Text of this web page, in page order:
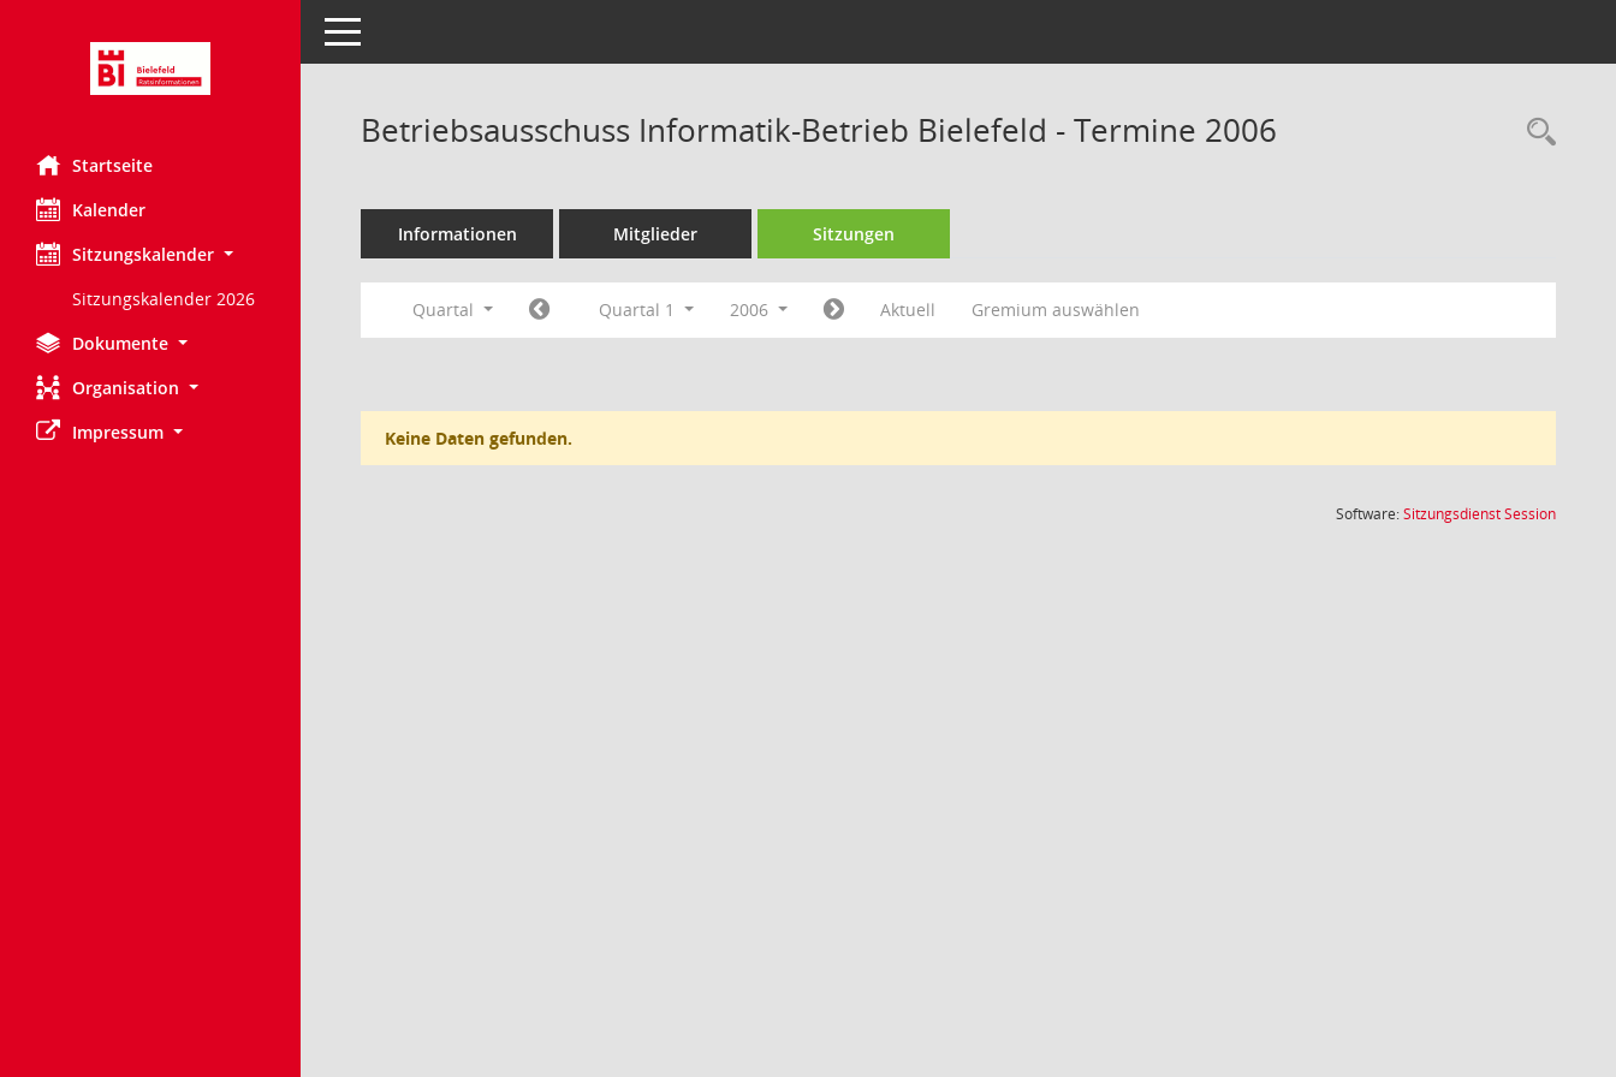
Startseite
Kalender
Sitzungskalender
Sitzungskalender 2026
Dokumente
Organisation
Impressum
Toggle navigation
Betriebsausschuss Informatik-Betrieb Bielefeld - Termine 2006
Informationen Mitglieder Sitzungen
Quartal Quartal 1 2006 Aktuell Gremium auswählen
Keine Daten gefunden.
Software:SitzungsdienstSession(Wird in